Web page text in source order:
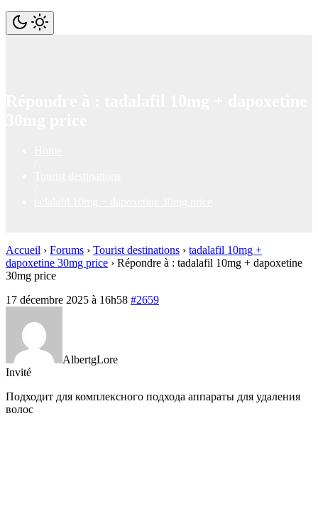
Accueil › Forums › Tourist destinations › tadalafil 10mg +
dapoxetine 30mg price › Répondre à : tadalafil 10mg + dapoxetine
30mg price
17 décembre 2025 à 16h58 #2659
AlbertgLore
Invité
Подходит для комплексного подхода аппараты для удаления
волос